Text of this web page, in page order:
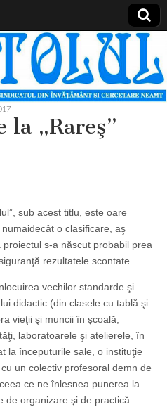
la „Rareş”
sub acest titlu, este oare
o clasificare, aş
proiectul s-a născut probabil prea
rezultatele scontate.
vechilor standarde şi
didactic (din clasele cu tablă şi
vieţii şi muncii în şcoală,
laboratoarele şi atelierele, în
la începuturile sale, o instituţie
un colectiv profesoral demn de
ce ne înlesnea punerea la
de organizare şi de practică